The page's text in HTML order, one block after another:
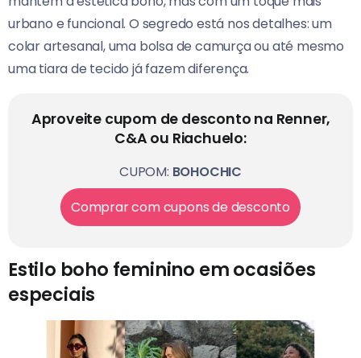
urbano e funcional. O segredo está nos detalhes: um
colar artesanal, uma bolsa de camurça ou até mesmo
uma tiara de tecido já fazem diferença.
Aproveite cupom de desconto na Renner,
C&A ou Riachuelo:
CUPOM: BOHOCHIC
Comprar com cupons de desconto
Estilo boho feminino em ocasiões
especiais